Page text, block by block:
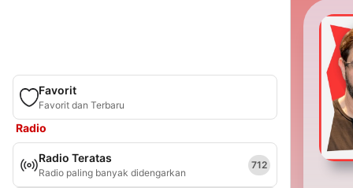
Favorit
Favorit dan Terbaru
Radio
Radio Teratas
Radio paling banyak didengarkan
712